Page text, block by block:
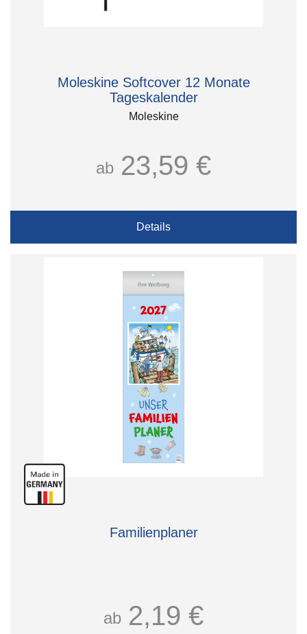
Moleskine Softcover 12 Monate
Tageskalender
Moleskine
ab 23,59 €
Details
Familienplaner
ab 2,19 €